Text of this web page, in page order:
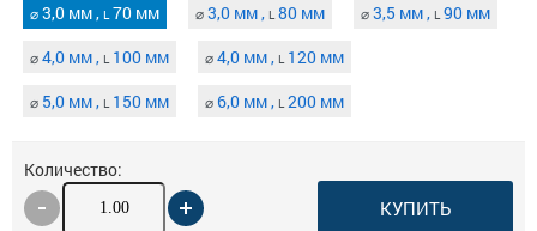
⌀3,0 мм , L70 мм ⌀3,0 мм , L80 мм ⌀3,5 мм , L90 мм
⌀4,0 мм , L100 мм ⌀4,0 мм , L120 мм
⌀ 5,0 мм , L150 мм ⌀ 6,0 мм , L200 мм
Количество:
КУПИТЬ